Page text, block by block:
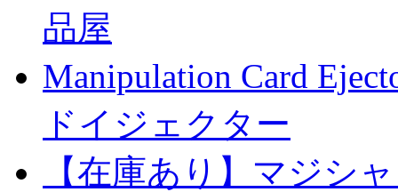
品屋
Manipulation Card
ドイジェクター
【在庫あり】マジシ